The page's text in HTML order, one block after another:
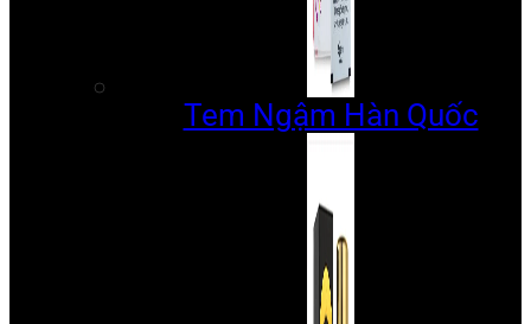
Tem Ngậm Hàn Quốc